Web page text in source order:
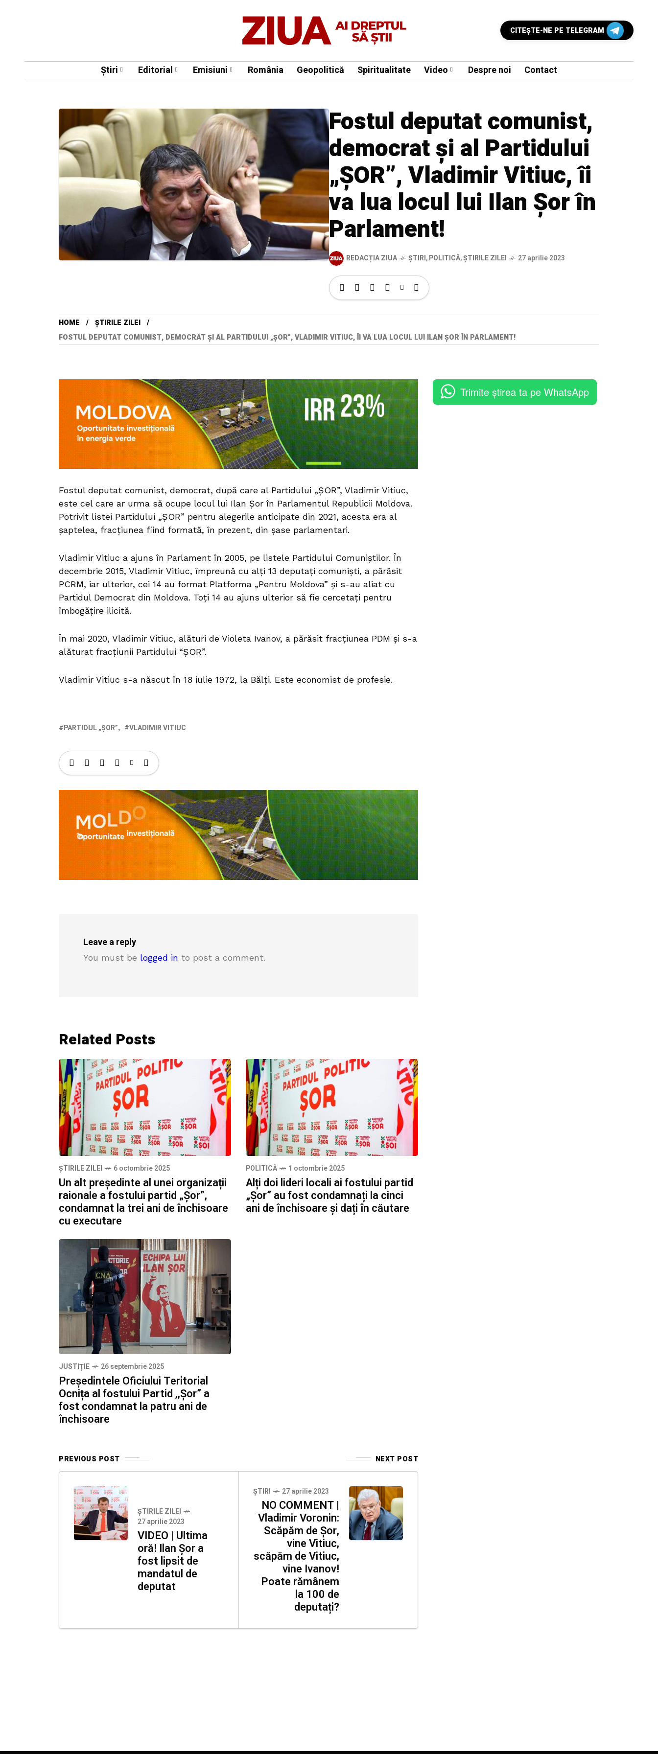
CITEŞTE-NE PE TELEGRAM
Știri Editorial Emisiuni România Geopolitică Spiritualitate Video Despre noi Contact
Fostul deputat comunist,
democrat și al Partidului
„ȘOR”, Vladimir Vitiuc, îi
va lua locul lui Ilan Șor în
Parlament!
REDACȚIA ZIUA ȘTIRI,POLITICĂ,ȘTIRILE ZILEI 27 aprilie 2023
HOME
ȘTIRILE ZILEI
FOSTUL DEPUTAT COMUNIST, DEMOCRAT ȘI AL PARTIDULUI „ȘOR”, VLADIMIR VITIUC, ÎI VA LUA LOCUL LUI ILAN ȘOR ÎN PARLAMENT!
Fostul deputat comunist, democrat, după care al Partidului „ȘOR”, Vladimir Vitiuc,
este cel care ar urma să ocupe locul lui Ilan Șor în Parlamentul Republicii Moldova.
Potrivit listei Partidului „ȘOR” pentru alegerile anticipate din 2021, acesta era al
șaptelea, fracțiunea fiind formată, în prezent, din șase parlamentari.
Vladimir Vitiuc a ajuns în Parlament în 2005, pe listele Partidului Comuniștilor. În
decembrie 2015, Vladimir Vitiuc, împreună cu alți 13 deputați comuniști, a părăsit
PCRM, iar ulterior, cei 14 au format Platforma „Pentru Moldova” și s-au aliat cu
Partidul Democrat din Moldova. Toți 14 au ajuns ulterior să fie cercetați pentru
îmbogățire ilicită.
În mai 2020, Vladimir Vitiuc, alături de Violeta Ivanov, a părăsit fracțiunea PDM și s-a
alăturat fracţiunii Partidului “ȘOR”.
Vladimir Vitiuc s-a născut în 18 iulie 1972, la Bălți. Este economist de profesie.
PARTIDUL „ȘOR” VLADIMIR VITIUC
Leave a reply
You must be logged in to post a comment.
Related Posts
ȘTIRILE ZILEI 6 octombrie 2025
Un alt președinte al unei organizații
raionale a fostului partid „Șor”,
condamnat la trei ani de închisoare
cu executare
POLITICĂ 1 octombrie 2025
Alți doi lideri locali ai fostului partid
„Șor” au fost condamnați la cinci
ani de închisoare și dați în căutare
JUSTIȚIE 26 septembrie 2025
Președintele Oficiului Teritorial
Ocnița al fostului Partid ,,Șor” a
fost condamnat la patru ani de
închisoare
PREVIOUS POST NEXT POST
ȘTIRILE ZILEI
27 aprilie 2023
VIDEO | Ultima
oră! Ilan Șor a
fost lipsit de
mandatul de
deputat
ȘTIRI 27 aprilie 2023
NO COMMENT |
Vladimir Voronin:
Scăpăm de Șor,
vine Vitiuc,
scăpăm de Vitiuc,
vine Ivanov!
Poate rămânem
la 100 de
deputați?
Trimite știrea ta pe WhatsApp